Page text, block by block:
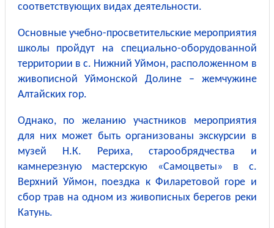
соответствующих видах деятельности.
Основные учебно-просветительские мероприятия
школы пройдут на специально-оборудованной
территории в с. Нижний Уймон, расположенном в
живописной Уймонской Долине – жемчужине
Алтайских гор.
Однако, по желанию участников мероприятия
для них может быть организованы экскурсии в
музей Н.К. Рериха, старообрядчества и
камнерезную мастерскую «Самоцветы» в с.
Верхний Уймон, поездка к Филаретовой горе и
сбор трав на одном из живописных берегов реки
Катунь.